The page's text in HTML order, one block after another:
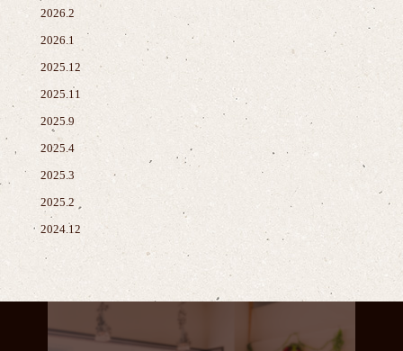
2026.2
2026.1
2025.12
2025.11
2025.9
2025.4
2025.3
2025.2
2024.12